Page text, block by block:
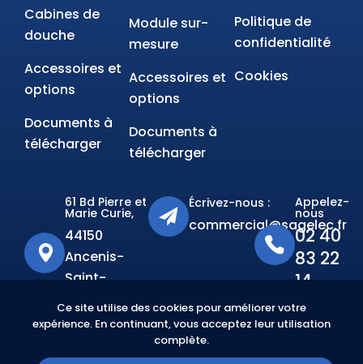
Cabines de
douche
Accessoires et
options
Documents à
télécharger
Module sur-
mesure
Accessoires et
options
Documents à
télécharger
Politique de
confidentialité
Cookies
61 Bd Pierre et
Marie Curie,
44150
Ancenis-
Saint-
Écrivez-nous :
commercial@sagelec.fr
Appelez-
nous
02 40
83 22
14
Ce site utilise des cookies pour améliorer votre
expérience. En continuant, vous acceptez leur utilisation
complète.